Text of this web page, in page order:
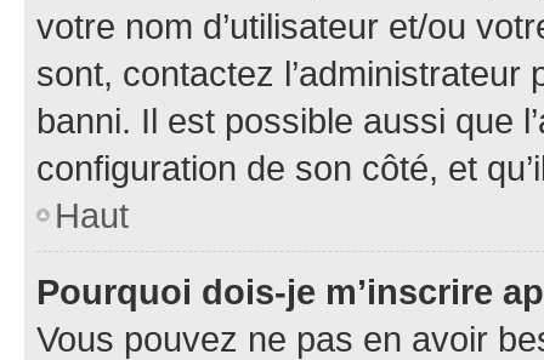
votre nom d’utilisateur et/ou
sont, contactez l’administrateur
banni. Il est possible aussi que
configuration de son côté, et
Haut
Pourquoi dois-je m’inscrire
Vous pouvez ne pas en avoir